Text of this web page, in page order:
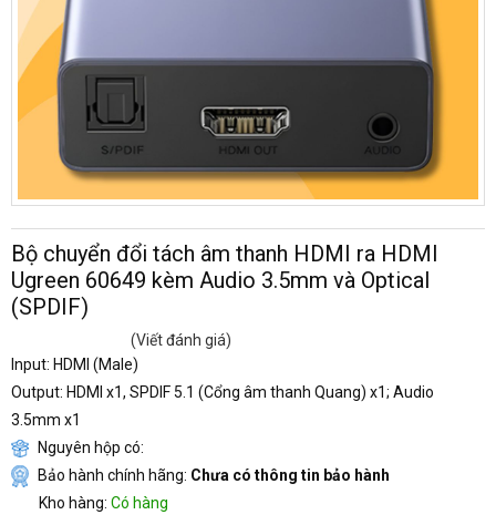
Bộ chuyển đổi tách âm thanh HDMI ra HDMI
Ugreen 60649 kèm Audio 3.5mm và Optical
(SPDIF)
(Viết đánh giá)
Input: HDMI (Male)
Output: HDMI x1, SPDIF 5.1 (Cổng âm thanh Quang) x1; Audio
3.5mm x1
Nguyên hộp có:
Bảo hành chính hãng: Chưa có thông tin bảo hành
Kho hàng: Có hàng